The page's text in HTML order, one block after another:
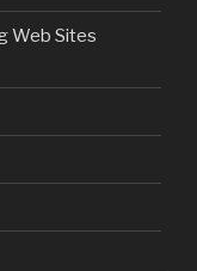
Web Sites